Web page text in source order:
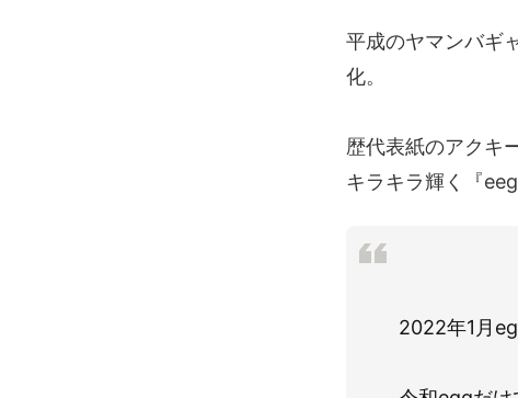
平成のヤマンバギ
化。
歴代表紙のアクキ
キラキラ輝く『
2022年1月